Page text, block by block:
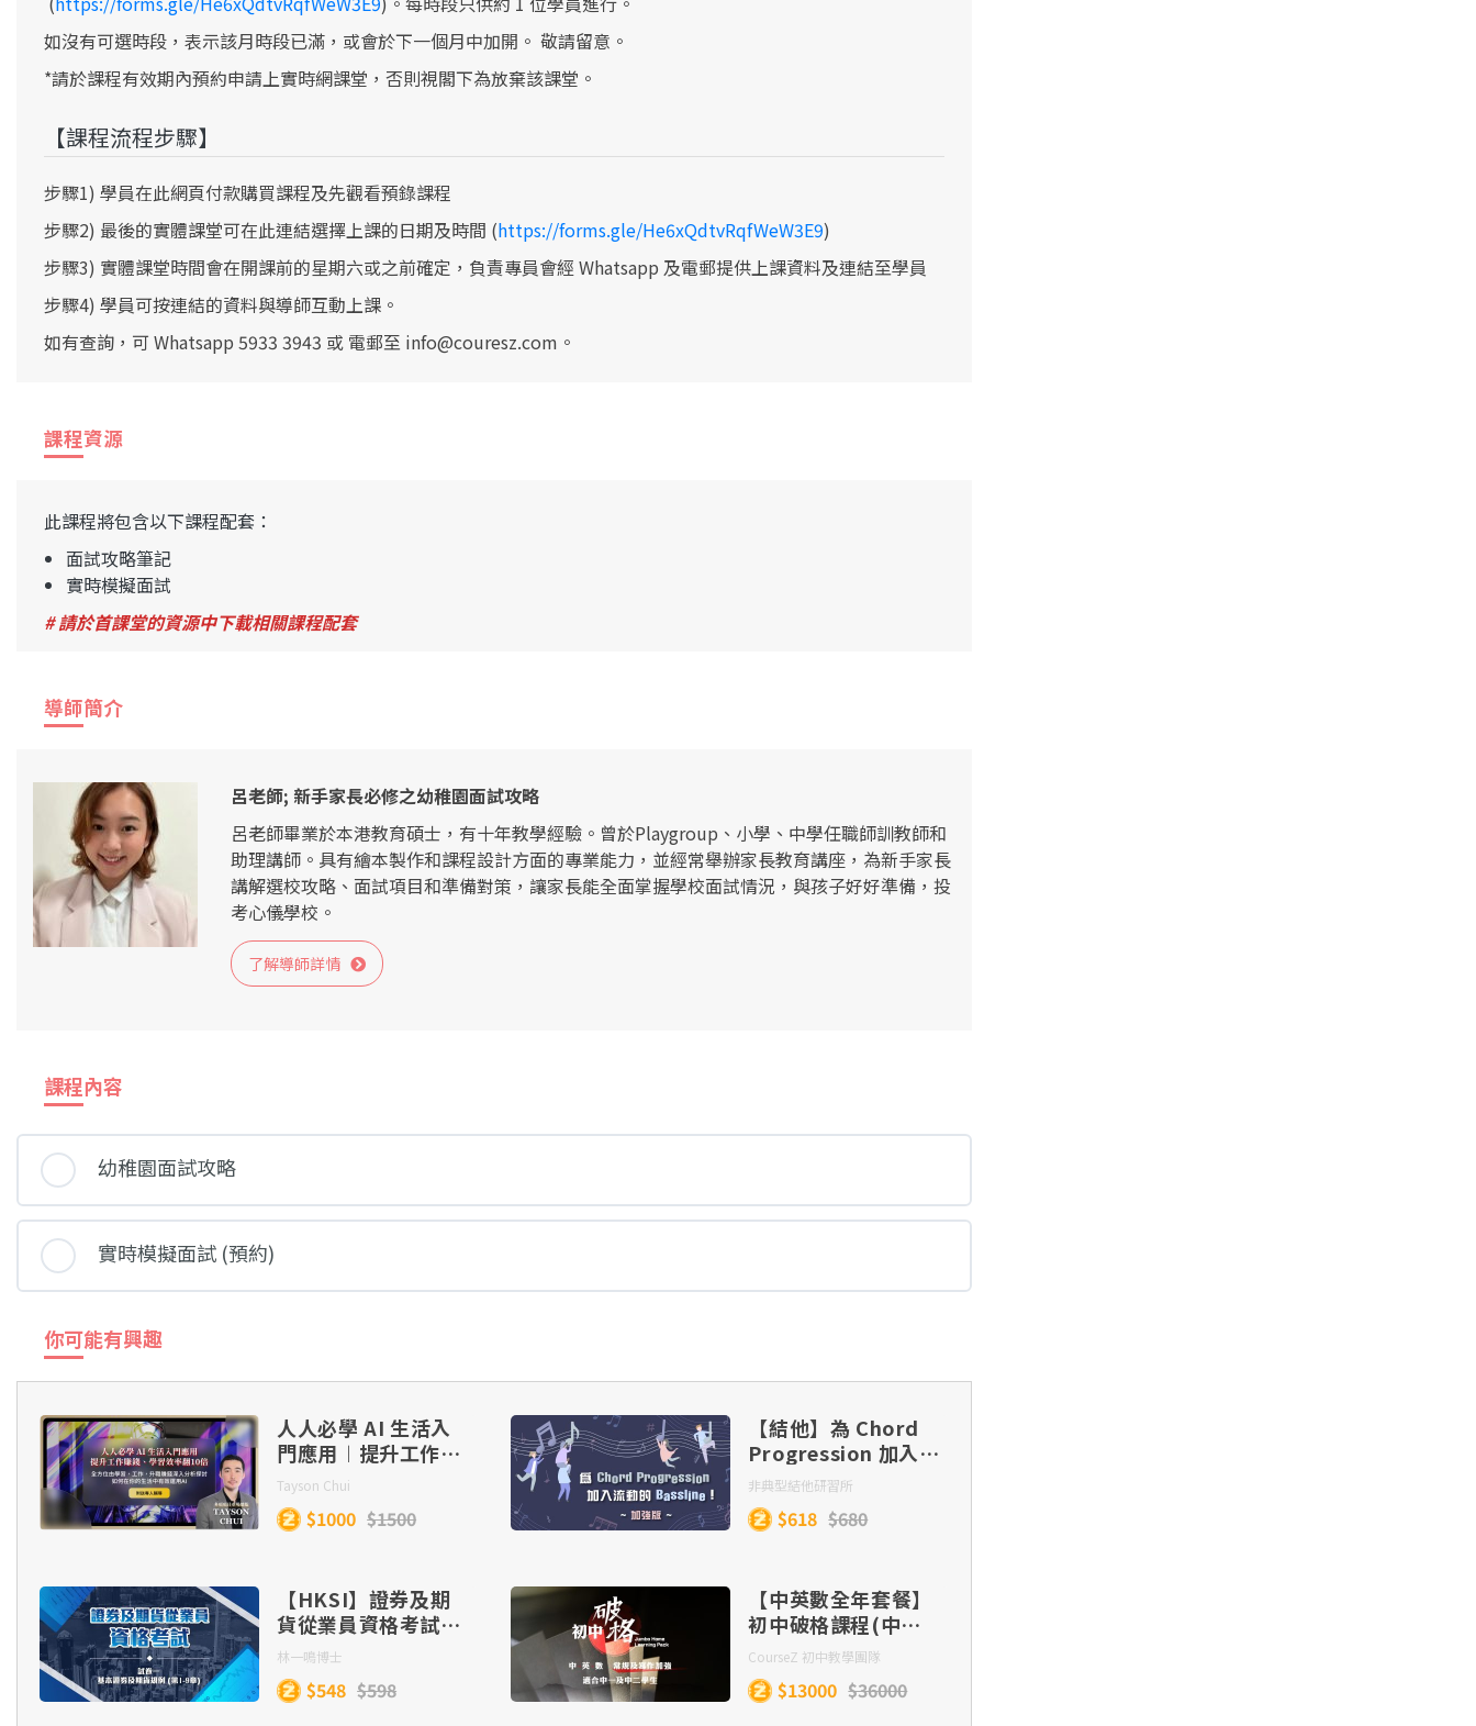
如沒有可選時段，表示該月時段已滿，或會於下一個月中加開。 敬請留意。
*請於課程有效期內預約申請上實時網課堂，否則視閣下為放棄該課堂。
【課程流程步驟】
步驟1) 學員在此網頁付款購買課程及先觀看預錄課程
步驟2) 最後的實體課堂可在此連結選擇上課的日期及時間 (https://forms.gle/He6xQdtvRqfWeW3E9)
步驟3) 實體課堂時間會在開課前的星期六或之前確定，負責專員會經 Whatsapp 及電郵提供上課資料及連結至學員
步驟4) 學員可按連結的資料與導師互動上課。
如有查詢，可 Whatsapp 5933 3943 或 電郵至 info@couresz.com 。
課程資源
此課程將包含以下課程配套：
面試攻略筆記
實時模擬面試
# 請於首課堂的資源中下載相關課程配套
導師簡介
呂老師; 新手家長必修之幼稚園面試攻略
呂老師畢業於本港教育碩士，有十年教學經驗。曾於Playgroup、小學、中學任職師訓教師和
助理講師。具有繪本製作和課程設計方面的專業能力，並經常舉辦家長教育講座，為新手家長
講解選校攻略、面試項目和準備對策，讓家長能全面掌握學校面試情況，與孩子好好準備，投
考心儀學校。
了解導師詳情
課程內容
幼稚園面試攻略
實時模擬面試 (預約)
你可能有興趣
人人必學 AI 生活入
門應用︱提升工作賺
錢、學習效率翻 10
倍
Tayson Chui
$1000 $1500
【結他】為 Chord
Progression 加入流
動的 Bassline！(加
強版)
非典型結他研習所
$618 $680
【HKSI】證券及期
貨從業員資格考試：
林一鳴博士
$548 $598
【中英數全年套餐】
初中破格課程(中一
及中二)
CourseZ 初中教學團隊
$13000 $36000